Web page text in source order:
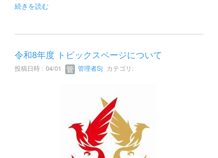
続きを読む
令和8年度 トピックスページについて
投稿日時 : 04/01 管理者Sj カテゴリ: